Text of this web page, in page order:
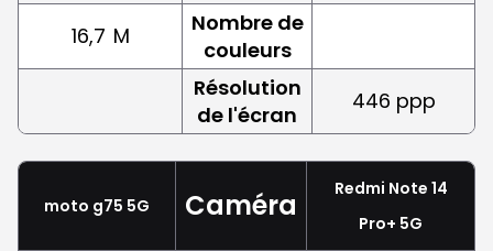
16,7 M
Nombre de
couleurs
Résolution
de l'écran
446 ppp
moto g75 5G Caméra
Redmi Note 14
Pro+ 5G